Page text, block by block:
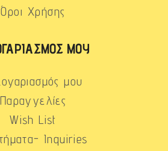
Όροι Χρήσης
ΜΟΥ
μου
Παραγγελίες
Wish List
Inquiries